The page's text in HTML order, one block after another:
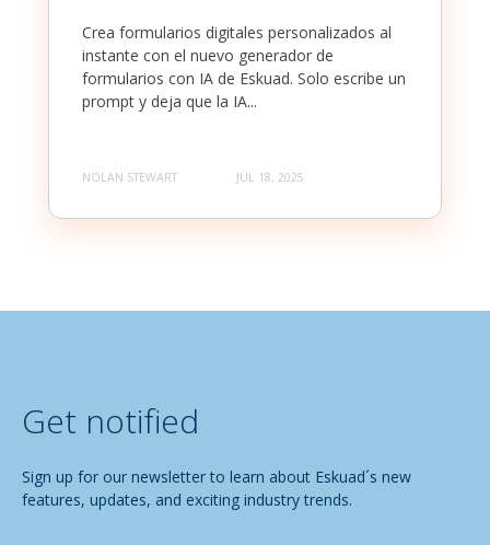
Crea formularios digitales personalizados al
instante con el nuevo generador de
formularios con IA de Eskuad. Solo escribe un
prompt y deja que la IA...
NOLAN STEWART JUL 18, 2025
Get notified
Sign up for our newsletter to learn about Eskuad´s new
features, updates, and exciting industry trends.